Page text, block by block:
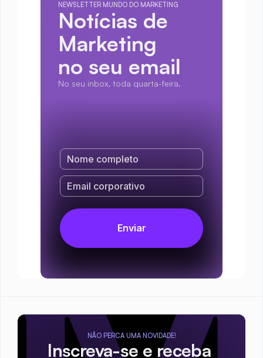
NEWSLETTER MUNDO DO MARKETING
Notícias de
Marketing
no seu email
No seu inbox, toda quarta-feira.
NÃO PERCA UMA NOVIDADE!
Inscreva-se e receba